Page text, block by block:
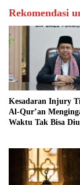
Rekomendasi
Kesadaran Injury
Al-Qur’an
Waktu Tak Bisa